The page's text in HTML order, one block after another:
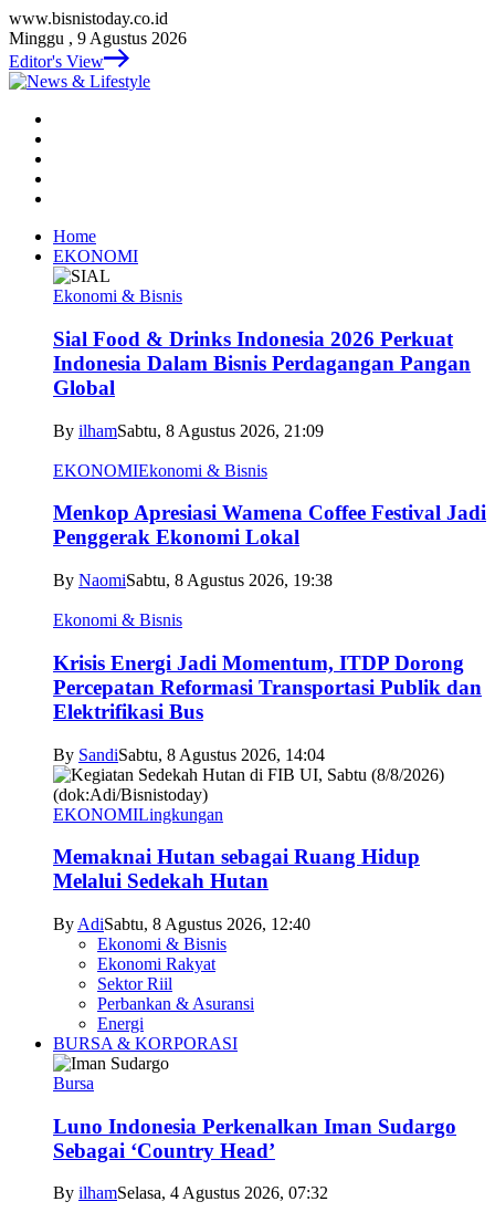
www.bisnistoday.co.id
Minggu , 9 Agustus 2026
Editor's View
Home
EKONOMI
Ekonomi & Bisnis
Sial Food & Drinks Indonesia 2026 Perkuat
Indonesia Dalam Bisnis Perdagangan Pangan
Global
By ilhamSabtu, 8 Agustus 2026, 21:09
EKONOMIEkonomi & Bisnis
Menkop Apresiasi Wamena Coffee Festival Jadi
Penggerak Ekonomi Lokal
By NaomiSabtu, 8 Agustus 2026, 19:38
Ekonomi & Bisnis
Krisis Energi Jadi Momentum, ITDP Dorong
Percepatan Reformasi Transportasi Publik dan
Elektrifikasi Bus
By SandiSabtu, 8 Agustus 2026, 14:04
EKONOMILingkungan
Memaknai Hutan sebagai Ruang Hidup
Melalui Sedekah Hutan
By AdiSabtu, 8 Agustus 2026, 12:40
Ekonomi & Bisnis
Ekonomi Rakyat
Sektor Riil
Perbankan & Asuransi
Energi
BURSA & KORPORASI
Bursa
Luno Indonesia Perkenalkan Iman Sudargo
Sebagai ‘Country Head’
By ilhamSelasa, 4 Agustus 2026, 07:32